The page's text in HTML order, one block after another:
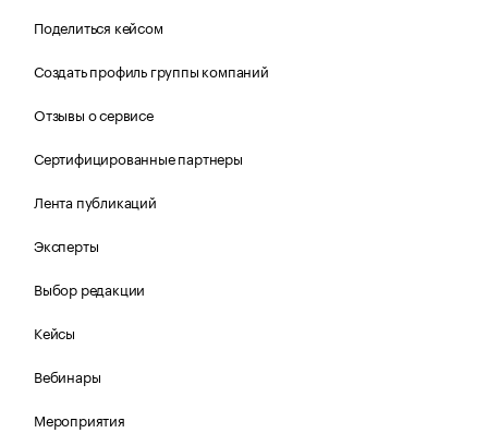
Поделиться кейсом
Создать профиль группы компаний
Отзывы о сервисе
Сертифицированные партнеры
Лента публикаций
Эксперты
Выбор редакции
Кейсы
Вебинары
Мероприятия